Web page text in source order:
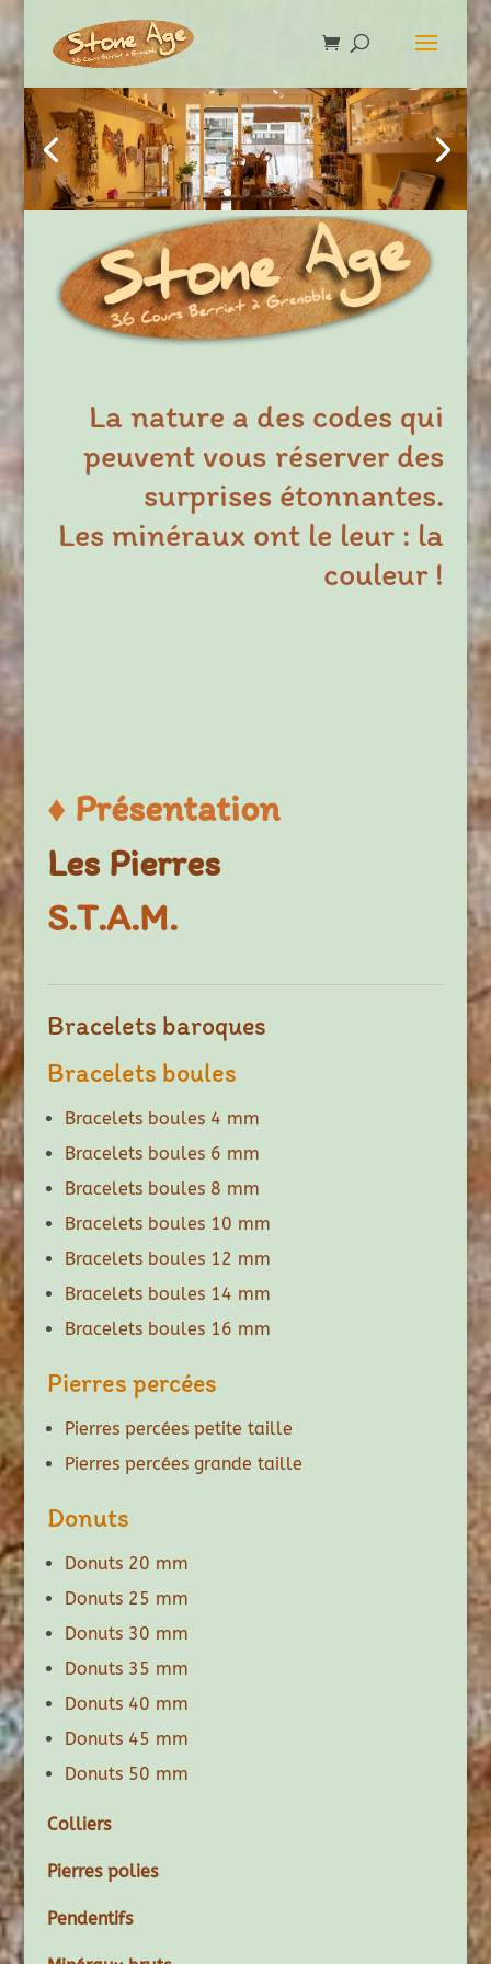
La nature a des codes qui
peuvent vous réserver des
surprises étonnantes.
Les minéraux ont le leur : la
couleur !
♦ Présentation
Les Pierres
S.T.A.M.
Bracelets baroques
Bracelets boules
Bracelets boules 4 mm
Bracelets boules 6 mm
Bracelets boules 8 mm
Bracelets boules 10 mm
Bracelets boules 12 mm
Bracelets boules 14 mm
Bracelets boules 16 mm
Pierres percées
Pierres percées petite taille
Pierres percées grande taille
Donuts
Donuts 20 mm
Donuts 25 mm
Donuts 30 mm
Donuts 35 mm
Donuts 40 mm
Donuts 45 mm
Donuts 50 mm
Colliers
Pierres polies
Pendentifs